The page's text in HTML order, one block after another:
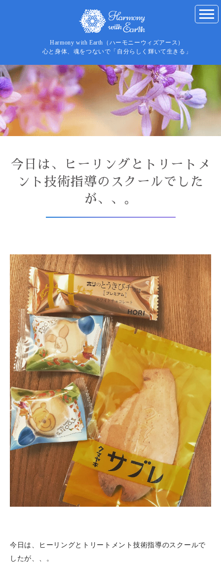
Harmony with Earth（ハーモニーウィズアース）
心と身体、魂をつないで「自分らしく輝いて生きる」
今日は、ヒーリングとトリートメ
ント技術指導のスクールでした
が、、。
今日は、ヒーリングとトリートメント技術指導のスクールで
したが、、。